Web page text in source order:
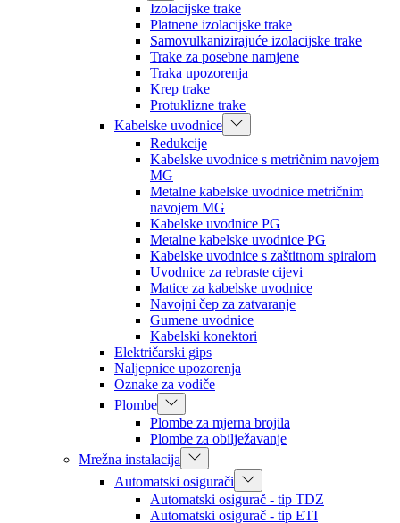
Izolacijske trake
Platnene izolacijske trake
Samovulkanizirajuće izolacijske trake
Trake za posebne namjene
Traka upozorenja
Krep trake
Protuklizne trake
Kabelske uvodnice
Redukcije
Kabelske uvodnice s metričnim navojem
MG
Metalne kabelske uvodnice metričnim
navojem MG
Kabelske uvodnice PG
Metalne kabelske uvodnice PG
Kabelske uvodnice s zaštitnom spiralom
Uvodnice za rebraste cijevi
Matice za kabelske uvodnice
Navojni čep za zatvaranje
Gumene uvodnice
Kabelski konektori
Električarski gips
Naljepnice upozorenja
Oznake za vodiče
Plombe
Plombe za mjerna brojila
Plombe za obilježavanje
Mrežna instalacija
Automatski osigurači
Automatski osigurač - tip TDZ
Automatski osigurač - tip ETI